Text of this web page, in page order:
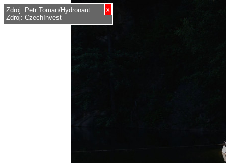
x
Zdroj: Petr Toman/Hydronaut
Zdroj: CzechInvest